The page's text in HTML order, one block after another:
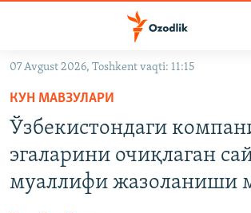
Асосий
навигацияга
ўтинг
Қидиришга
ўтинг
OZODVIDEO
На русском
07 Avgust 2026, Toshkent vaqti: 11:15
КУН МАВЗУЛАРИ
Ўзбекистондаги
эгаларини очиқлаган
муаллифи жазоланиши